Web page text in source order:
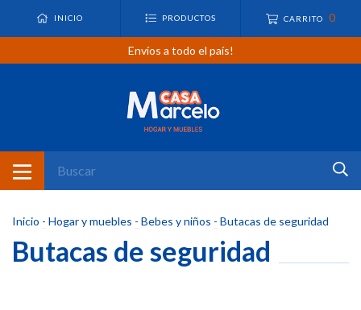
INICIO PRODUCTOS CARRITO 0
Envíos a todo el país!
Inicio - Hogar y muebles - Bebes y niños - Butacas de seguridad
Butacas de seguridad